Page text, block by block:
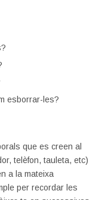
esborrar-les?
que es creen al
telèfon, tauleta, etc)
a la mateixa
per recordar les